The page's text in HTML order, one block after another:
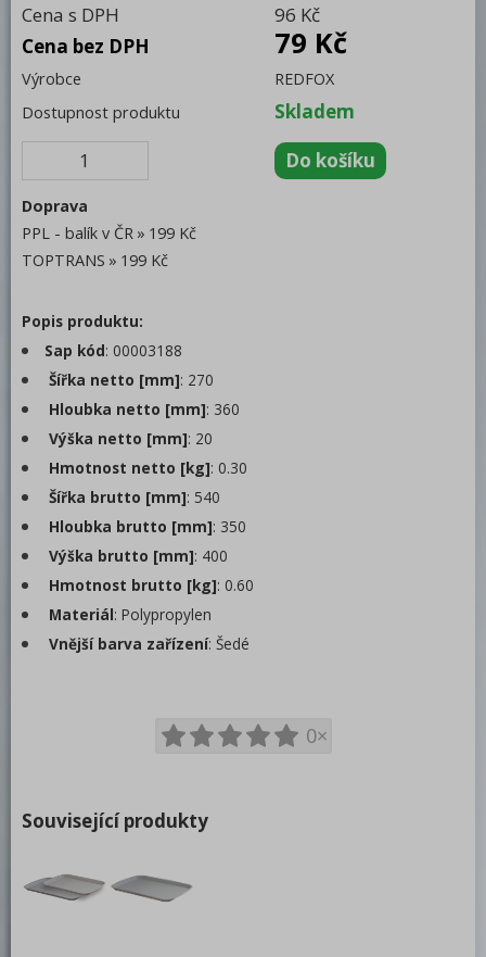
Trouby pro rychlou přípravu
Šokery
Mycí program
Změkčovače
Distribuce jídel, gastronádoby
Vodní lázně
Hrnce, kastroly a rendlíky
Termoporty
Servírovací vozíky
Podnosy
Plastové
Fast food
Regálové vozíky
Bufety
Cena s DPH
96 Kč
Cena bez DPH
79 Kč
Výrobce
REDFOX
Dostupnost produktu
Skladem
Doprava
PPL - balík v ČR
199 Kč
TOPTRANS
199 Kč
Popis produktu:
Sap kód: 00003188
Šířka netto [mm]: 270
Hloubka netto [mm]: 360
Výška netto [mm]: 20
Hmotnost netto [kg]: 0.30
Šířka brutto [mm]: 540
Hloubka brutto [mm]: 350
Výška brutto [mm]: 400
Hmotnost brutto [kg]: 0.60
Materiál: Polypropylen
Vnější barva zařízení: Šedé
0×
Související produkty